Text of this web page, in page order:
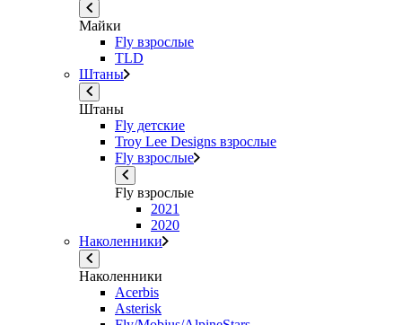
Майки
Fly взрослые
TLD
Штаны
Штаны
Fly детские
Troy Lee Designs взрослые
Fly взрослые
Fly взрослые
2021
2020
Наколенники
Наколенники
Acerbis
Asterisk